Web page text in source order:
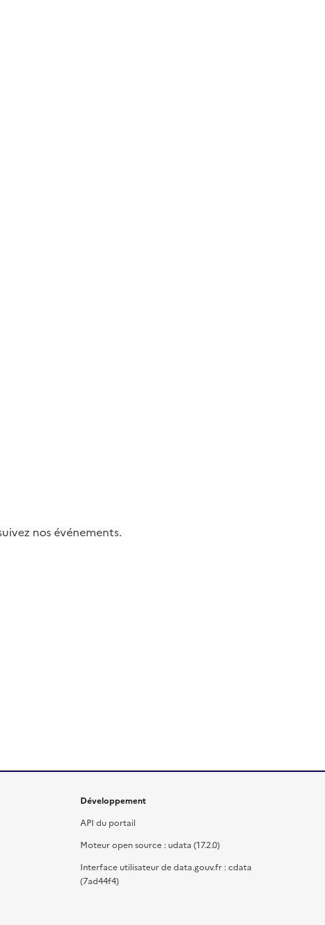
nos événements.
Développement
API du portail
Moteur open source : udata (17.2.0)
Interface utilisateur de data.gouv.fr : cdata
(7ad44f4)